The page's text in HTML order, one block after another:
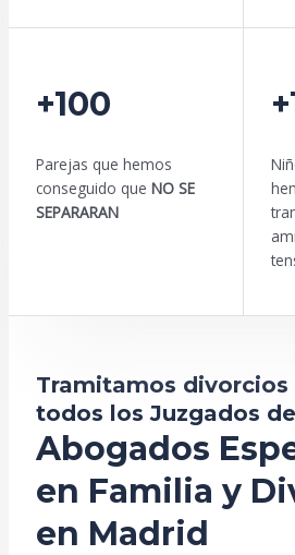
+100
Parejas que hemos
conseguido que NO SE
SEPARARAN
Tramitamos divorcios
todos los Juzgados
Abogados
en Familia y
en Madrid